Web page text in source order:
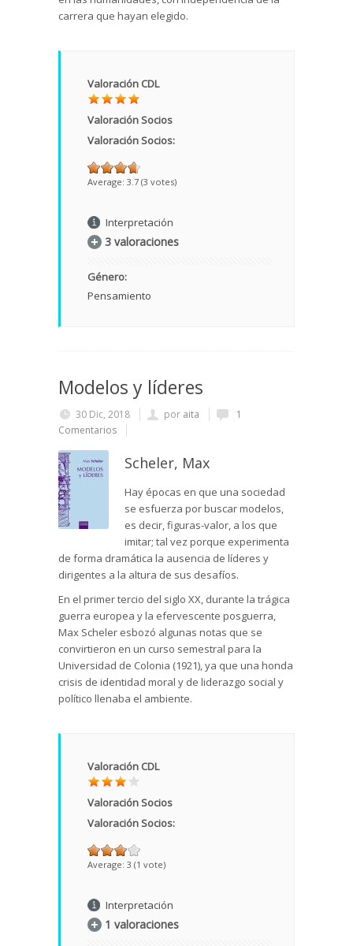
carrera que hayan elegido.
Valoración CDL
Valoración Socios
Valoración Socios:
Average: 3.7 (3 votes)
Interpretación
3 valoraciones
Género:
Pensamiento
Modelos y líderes
30 Dic, 2018 por aita
1
Comentarios
Scheler, Max
Hay épocas en que una sociedad
se esfuerza por buscar modelos,
es decir, figuras-valor, a los que
imitar; tal vez porque experimenta
de forma dramática la ausencia de líderes y
dirigentes a la altura de sus desafíos.
En el primer tercio del siglo XX, durante la trágica
guerra europea y la efervescente posguerra,
Max Scheler esbozó algunas notas que se
convirtieron en un curso semestral para la
Universidad de Colonia (1921), ya que una honda
crisis de identidad moral y de liderazgo social y
político llenaba el ambiente.
Valoración CDL
Valoración Socios
Valoración Socios:
Average: 3 (1 vote)
Interpretación
1 valoraciones